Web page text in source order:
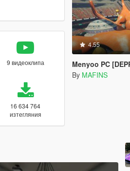
9 видеоклипа
16 634 764
изтегляния
4.55
Menyoo PC
By MAFINS